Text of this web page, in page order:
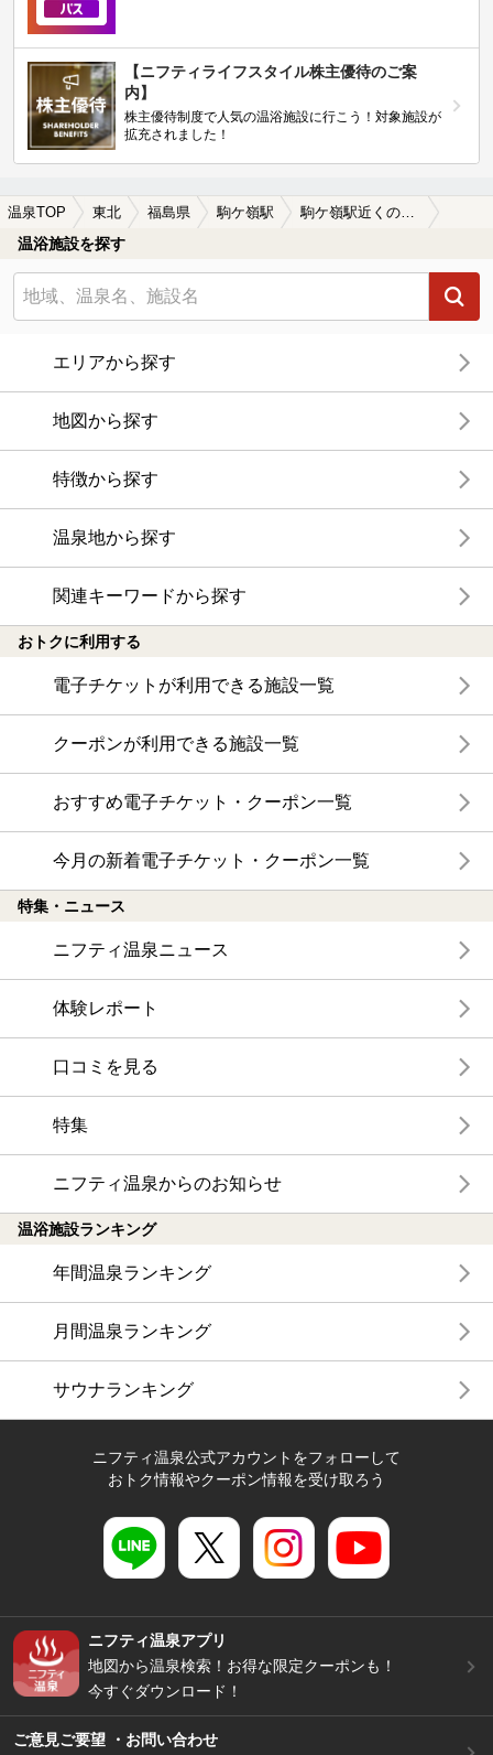
【ニフティライフスタイル株主優待のご案
内】
株主優待制度で人気の温浴施設に行こう！対象施設が
拡充されました！
温泉TOP 東北 福島県 駒ケ嶺駅 駒ケ嶺駅近くの温泉宿・温泉旅館・ホテルおすすめ(2026年版)
温浴施設を探す
エリアから探す
地図から探す
特徴から探す
温泉地から探す
関連キーワードから探す
おトクに利用する
電子チケットが利用できる施設一覧
クーポンが利用できる施設一覧
おすすめ電子チケット・クーポン一覧
今月の新着電子チケット・クーポン一覧
特集・ニュース
ニフティ温泉ニュース
体験レポート
口コミを見る
特集
ニフティ温泉からのお知らせ
温浴施設ランキング
年間温泉ランキング
月間温泉ランキング
サウナランキング
ニフティ温泉公式アカウントをフォローして
おトク情報やクーポン情報を受け取ろう
ニフティ温泉アプリ
地図から温泉検索！お得な限定クーポンも！
今すぐダウンロード！
ご意見ご要望 ・お問い合わせ